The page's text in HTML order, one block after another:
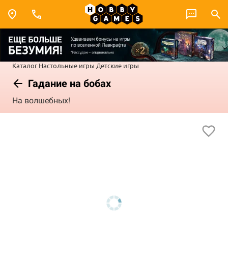
Каталог Настольные игры Детские игры
Гадание на бобах
На волшебных!